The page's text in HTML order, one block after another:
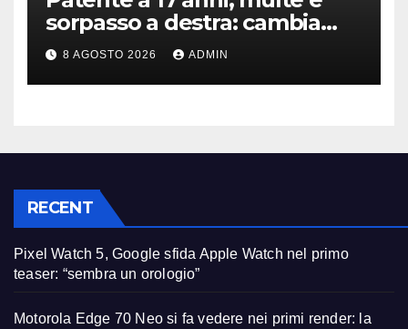
sorpasso a destra: cambia
tutto, nuove regole allo
studio
8 AGOSTO 2026 ADMIN
RECENT
Pixel Watch 5, Google sfida Apple Watch nel primo
teaser: “sembra un orologio”
Motorola Edge 70 Neo si fa vedere nei primi render: la